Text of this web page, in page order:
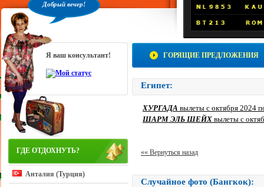
Добрый вечер!
Я ваш консультант!
ГДЕ ОТДОХНУТЬ?
Анталия (Турция)
ГОРЯЩИЕ ПРЕДЛОЖЕНИЯ
Египет:
ХУРГАДА вылеты с октября 2024
ШАРМ ЭЛЬ ШЕЙХ вылеты с
«« Вернуться назад
Случайное фото (Бангкок):